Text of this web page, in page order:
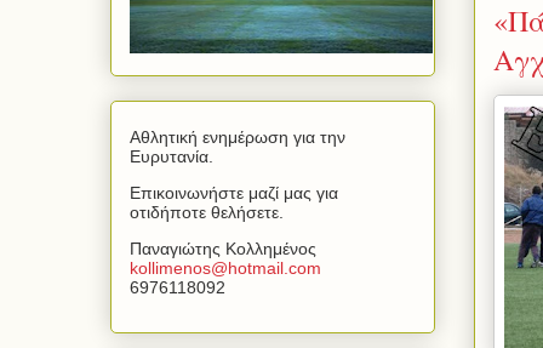
Αθλητική ενημέρωση για την
Ευρυτανία.
Επικοινωνήστε μαζί μας για
οτιδήποτε θελήσετε.
Παναγιώτης Κολλημένος
kollimenos@hotmail com
6976118092